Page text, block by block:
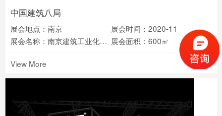
中国建筑八局
展会地点：南京
展会时间：2020-11
展会名称：南京建筑工业化展览会 展会面积：600㎡
View More